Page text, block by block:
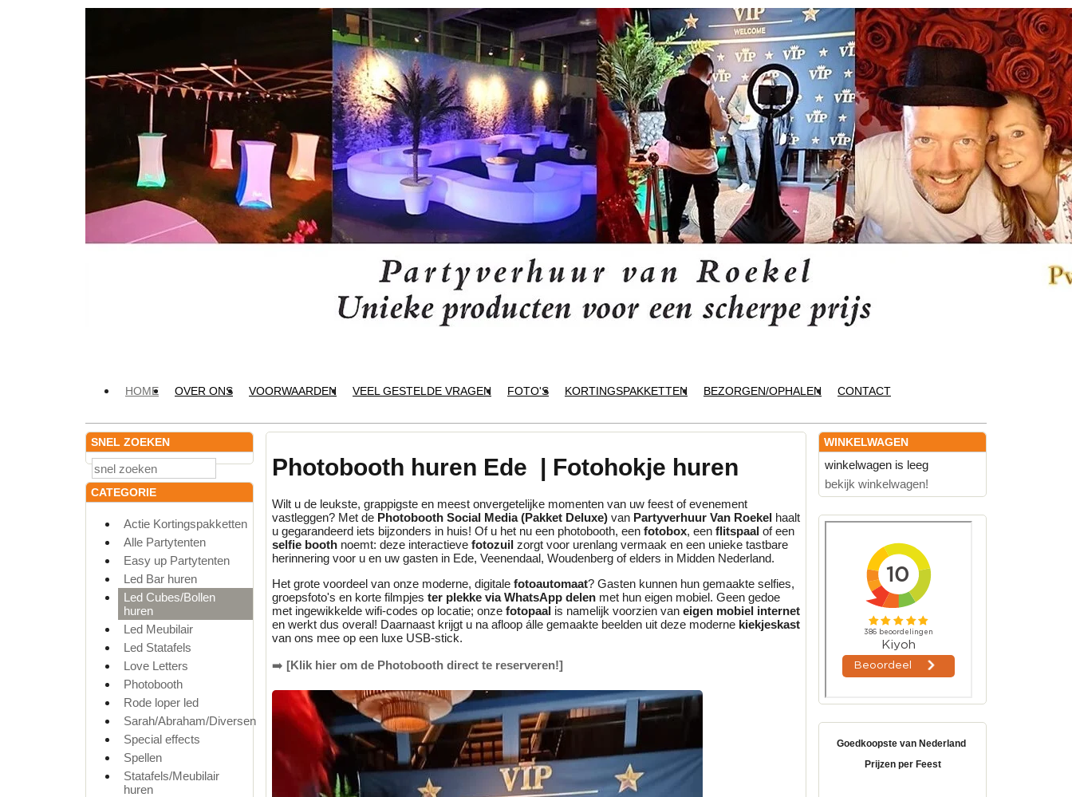
HOME OVER ONS VOORWAARDEN VEEL GESTELDE VRAGEN FOTO'S KORTINGSPAKKETTEN BEZORGEN/OPHALEN CONTACT
SNEL ZOEKEN
CATEGORIE
Actie Kortingspakketten
Alle Partytenten
Easy up Partytenten
Led Bar huren
Led Cubes/Bollen
huren
Led Meubilair
Led Statafels
Love Letters
Photobooth
Rode loper led
Sarah/Abraham/Diversen
Special effects
Spellen
Statafels/Meubilair
huren
Photobooth huren Ede | Fotohokje huren
Wilt u de leukste, grappigste en meest onvergetelijke momenten van uw feest of evenement
vastleggen? Met de Photobooth Social Media (Pakket Deluxe) van Partyverhuur Van Roekel haalt
u gegarandeerd iets bijzonders in huis! Of u het nu een photobooth, een fotobox, een flitspaal of een
selfie booth noemt: deze interactieve fotozuil zorgt voor urenlang vermaak en een unieke tastbare
herinnering voor u en uw gasten in Ede, Veenendaal, Woudenberg of elders in Midden Nederland.
Het grote voordeel van onze moderne, digitale fotoautomaat? Gasten kunnen hun gemaakte selfies,
groepsfoto's en korte filmpjes ter plekke via WhatsApp delen met hun eigen mobiel. Geen gedoe
met ingewikkelde wifi-codes op locatie; onze fotopaal is namelijk voorzien van eigen mobiel internet
en werkt dus overal! Daarnaast krijgt u na afloop álle gemaakte beelden uit deze moderne kiekjeskast
van ons mee op een luxe USB-stick.
➡️ [Klik hier om de Photobooth direct te reserveren!]
WINKELWAGEN
winkelwagen is leeg
bekijk winkelwagen!
Goedkoopste van Nederland
Prijzen per Feest